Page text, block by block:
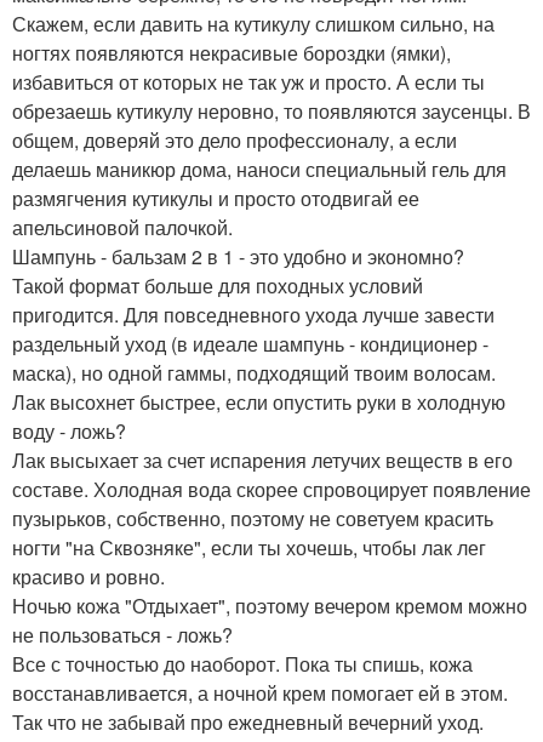
Скажем, если давить на кутикулу слишком сильно, на
ногтях появляются некрасивые бороздки (ямки),
избавиться от которых не так уж и просто. А если ты
обрезаешь кутикулу неровно, то появляются заусенцы. В
общем, доверяй это дело профессионалу, а если
делаешь маникюр дома, наноси специальный гель для
размягчения кутикулы и просто отодвигай ее
апельсиновой палочкой.
Шампунь - бальзам 2 в 1 - это удобно и экономно?
Такой формат больше для походных условий
пригодится. Для повседневного ухода лучше завести
раздельный уход (в идеале шампунь - кондиционер -
маска), но одной гаммы, подходящий твоим волосам.
Лак высохнет быстрее, если опустить руки в холодную
воду - ложь?
Лак высыхает за счет испарения летучих веществ в его
составе. Холодная вода скорее спровоцирует появление
пузырьков, собственно, поэтому не советуем красить
ногти "на Сквозняке", если ты хочешь, чтобы лак лег
красиво и ровно.
Ночью кожа "Отдыхает", поэтому вечером кремом можно
не пользоваться - ложь?
Все с точностью до наоборот. Пока ты спишь, кожа
восстанавливается, а ночной крем помогает ей в этом.
Так что не забывай про ежедневный вечерний уход.